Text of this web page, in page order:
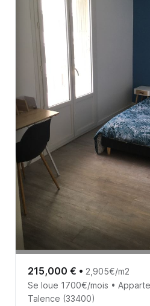
215,000 € • 2,905€/m2
Se loue 1700€/mois •
Talence (33400)